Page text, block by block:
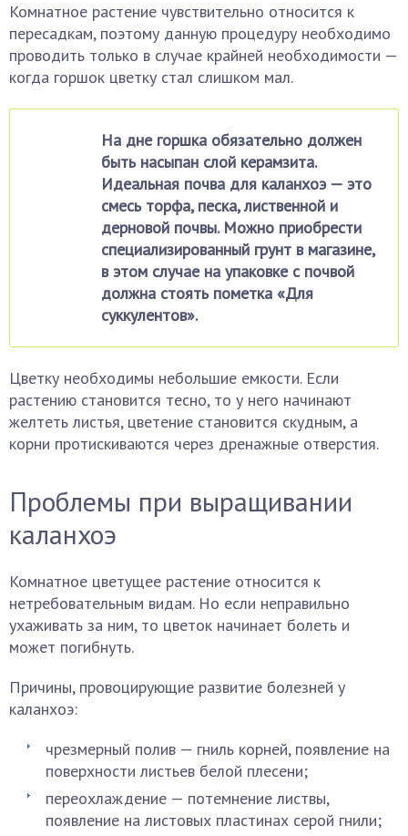
Комнатное растение чувствительно относится к
пересадкам, поэтому данную процедуру необходимо
проводить только в случае крайней необходимости —
когда горшок цветку стал слишком мал.
На дне горшка обязательно должен
быть насыпан слой керамзита.
Идеальная почва для каланхоэ — это
смесь торфа, песка, лиственной и
дерновой почвы. Можно приобрести
специализированный грунт в магазине,
в этом случае на упаковке с почвой
должна стоять пометка «Для
суккулентов».
Цветку необходимы небольшие емкости. Если
растению становится тесно, то у него начинают
желтеть листья, цветение становится скудным, а
корни протискиваются через дренажные отверстия.
Проблемы при выращивании
каланхоэ
Комнатное цветущее растение относится к
нетребовательным видам. Но если неправильно
ухаживать за ним, то цветок начинает болеть и
может погибнуть.
Причины, провоцирующие развитие болезней у
каланхоэ:
чрезмерный полив — гниль корней, появление на
поверхности листьев белой плесени;
переохлаждение — потемнение листвы,
появление на листовых пластинах серой гнили;